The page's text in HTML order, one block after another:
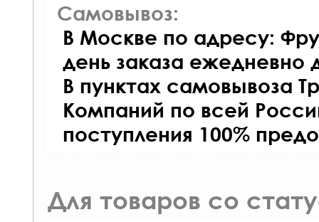
Самовывоз:
В Москве по адресу:
день заказа ежедневно
В пунктах самовывоза
Компаний по всей
поступления 100%
Для товаров со